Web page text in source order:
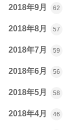
2018年9月 62
2018年8月 57
2018年7月 59
2018年6月 56
2018年5月 58
2018年4月 46